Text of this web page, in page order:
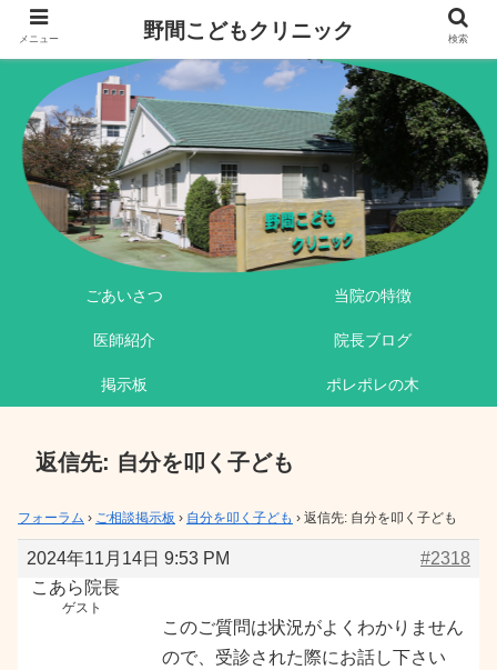
ごあいさつ 当院の特徴
医師紹介 院長ブログ
掲示板 ポレポレの木
返信先: 自分を叩く子ども
フォーラム › ご相談掲示板 › 自分を叩く子ども › 返信先: 自分を叩く子ども
2024年11月14日 9:53 PM
#2318
こあら院長
ゲスト
このご質問は状況がよくわかりません
ので、受診された際にお話し下さい
メニュー 野間こどもクリニック 検索